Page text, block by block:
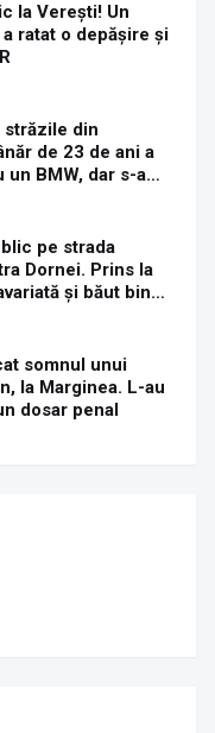
la Verești! Un
ratat o depășire și
străzile din
de 23 de ani a
BMW, dar s-a
pe strada
pe strada
Dornei. Prins la
și băut bine,
somnul unui
la Marginea. L-au
dosar penal